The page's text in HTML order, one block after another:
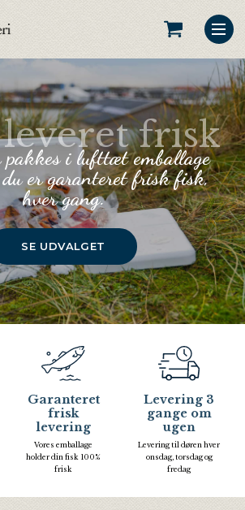
frisk
i lufttæt emballage
er garanteret frisk fisk,
hver gang.
SE UDVALGET
Garanteret
frisk
levering
Vores emballage
holder din fisk 100%
frisk
Levering 3
gange om
ugen
Levering til døren hver
onsdag, torsdag og
fredag